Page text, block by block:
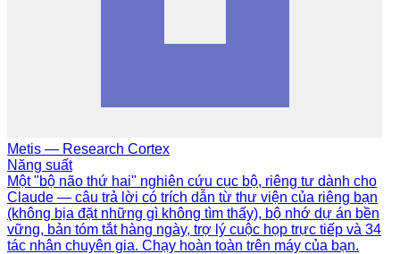
Metis — Research Cortex
Năng suất
Một "bộ não thứ hai" nghiên cứu cục bộ, riêng tư dành cho
Claude — câu trả lời có trích dẫn từ thư viện của riêng bạn
(không bịa đặt những gì không tìm thấy), bộ nhớ dự án bền
vững, bản tóm tắt hàng ngày, trợ lý cuộc họp trực tiếp và 34
tác nhân chuyên gia. Chạy hoàn toàn trên máy của bạn.